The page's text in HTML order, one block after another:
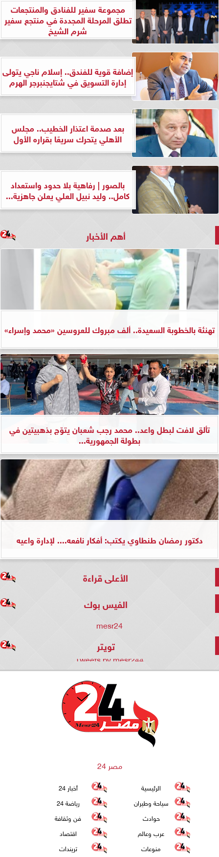
مجموعة سفير للفنادق والمنتجعات
تطلق المرحلة المجددة في منتجع سفير
شرم الشيخ
إضافة قوية للفندق.. إسلام ناجي يتولى
إدارة التسويق في شتايجنبرجر الهرم
بعد صدمة اعتذار الخطيب.. مجلس
الأهلي يتحرك سريعًا بقراره الأول
بالصور | رفاهية بلا حدود واستعداد
كامل.. وليد نبيل العلي يعلن جاهزية...
أهم الأخبار
تهنئة بالخطوبة السعيدة.. ألف مبروك للعروسين «محمد وإسراء»
تألق لافت لبطل واعد.. محمد رجب شعبان يتوّج بذهبيتين في
بطولة الجمهورية...
دكتور رمضان طنطاوي يكتب: أفكار نافعه.... لإدارة واعيه
الأعلى قراءة
الفيس بوك
mesr24
تويتر
Tweets by mesr244
مصر 24
الرئيسية
أخبار 24
سياحة وطيران
رياضة 24
حوادث
فن وثقافة
عرب وعالم
اقتصاد
منوعات
تريندات